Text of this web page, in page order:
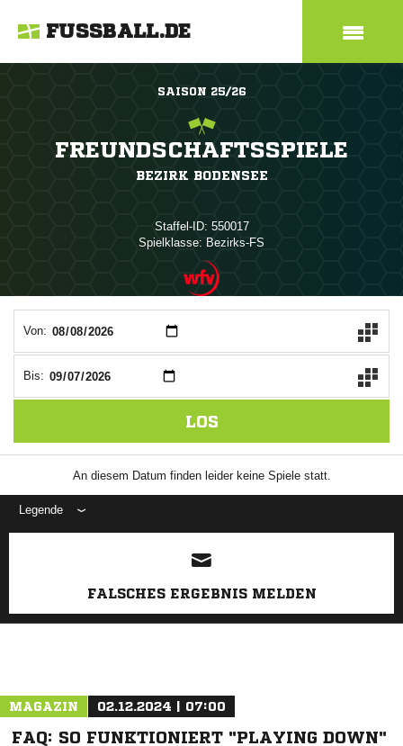
FUSSBALL.DE
SAISON 25/26
FREUNDSCHAFTSSPIELE
BEZIRK BODENSEE
Staffel-ID: 550017
Spielklasse: Bezirks-FS
Von:
Bis:
LOS
An diesem Datum finden leider keine Spiele statt.
Legende
FALSCHES ERGEBNIS MELDEN
MAGAZIN 02.12.2024 | 07:00
FAQ: SO FUNKTIONIERT "PLAYING DOWN"